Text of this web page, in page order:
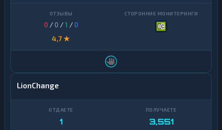
0 / 0 /1 /0
4,7 ★
LionChange
1 3,551